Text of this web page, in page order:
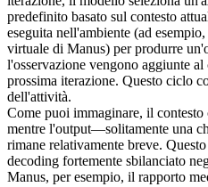
predefinito basato sul contesto
eseguita nell'ambiente (ad
virtuale di Manus) per produrre un'
l'osservazione vengono aggiunte
prossima iterazione. Questo ciclo
dell'attività.
Come puoi immaginare, il contesto
mentre l'output—solitamente una
rimane relativamente breve.
decoding fortemente sbilanciato
Manus, per esempio, il rapporto